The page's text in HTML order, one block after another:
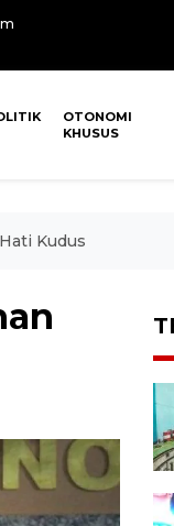
OTONOMI
KHUSUS
Kudus